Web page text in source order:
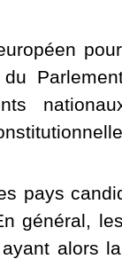
pays
général,
alors